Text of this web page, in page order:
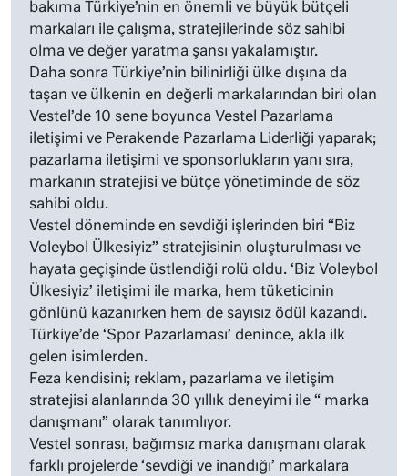
bakıma Türkiye’nin en önemli ve büyük bütçeli
markaları ile çalışma, stratejilerinde söz sahibi
olma ve değer yaratma şansı yakalamıştır.
Daha sonra Türkiye’nin bilinirliği ülke dışına da
taşan ve ülkenin en değerli markalarından biri olan
Vestel’de 10 sene boyunca Vestel Pazarlama
iletişimi ve Perakende Pazarlama Liderliği yaparak;
pazarlama iletişimi ve sponsorlukların yanı sıra,
markanın stratejisi ve bütçe yönetiminde de söz
sahibi oldu.
Vestel döneminde en sevdiği işlerinden biri “Biz
Voleybol Ülkesiyiz” stratejisinin oluşturulması ve
hayata geçişinde üstlendiği rolü oldu. ‘Biz Voleybol
Ülkesiyiz’ iletişimi ile marka, hem tüketicinin
gönlünü kazanırken hem de sayısız ödül kazandı.
Türkiye’de ‘Spor Pazarlaması’ denince, akla ilk
gelen isimlerden.
Feza kendisini; reklam, pazarlama ve iletişim
stratejisi alanlarında 30 yıllık deneyimi ile “ marka
danışmanı” olarak tanımlıyor.
Vestel sonrası, bağımsız marka danışmanı olarak
farklı projelerde ‘sevdiği ve inandığı’ markalara